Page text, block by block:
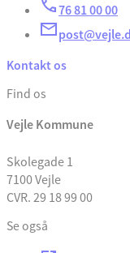
76 81 00 00
Kontakt os
Find os
Vejle Kommune
Skolegade 1
7100 Vejle
CVR. 29 18 99 00
Se også